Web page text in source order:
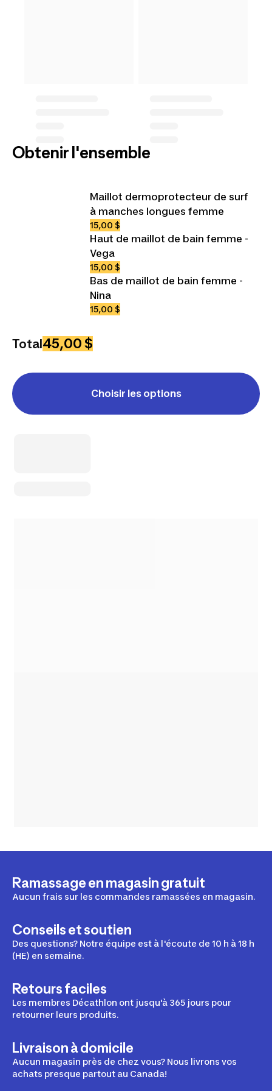
Obtenir l'ensemble
Maillot dermoprotecteur de surf
à manches longues femme
15,00 $
Haut de maillot de bain femme -
Vega
15,00 $
Bas de maillot de bain femme -
Nina
15,00 $
Total45,00 $
Choisir les options
Ramassage en magasin gratuit
Aucun frais sur les commandes ramassées en magasin.
Conseils et soutien
Des questions? Notre équipe est à l'écoute de 10 h à 18 h
(HE) en semaine.
Retours faciles
Les membres Décathlon ont jusqu'à 365 jours pour
retourner leurs produits.
Livraison à domicile
Aucun magasin près de chez vous? Nous livrons vos
achats presque partout au Canada!